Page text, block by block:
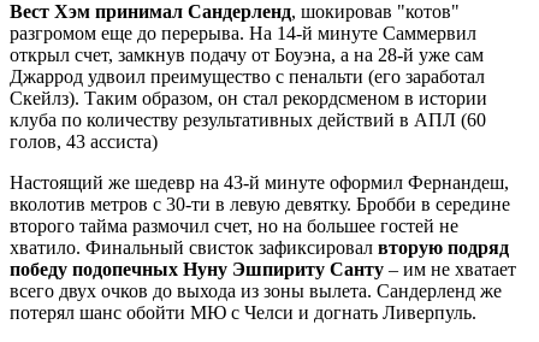
Вест Хэм принимал Сандерленд, шокировав "котов"
разгромом еще до перерыва. На 14-й минуте Саммервил
открыл счет, замкнув подачу от Боуэна, а на 28-й уже сам
Джаррод удвоил преимущество с пенальти (его заработал
Скейлз). Таким образом, он стал рекордсменом в истории
клуба по количеству результативных действий в АПЛ (60
голов, 43 ассиста)
Настоящий же шедевр на 43-й минуте оформил Фернандеш,
вколотив метров с 30-ти в левую девятку. Бробби в середине
второго тайма размочил счет, но на большее гостей не
хватило. Финальный свисток зафиксировал вторую подряд
победу подопечных Нуну Эшпириту Санту – им не хватает
всего двух очков до выхода из зоны вылета. Сандерленд же
потерял шанс обойти МЮ с Челси и догнать Ливерпуль.